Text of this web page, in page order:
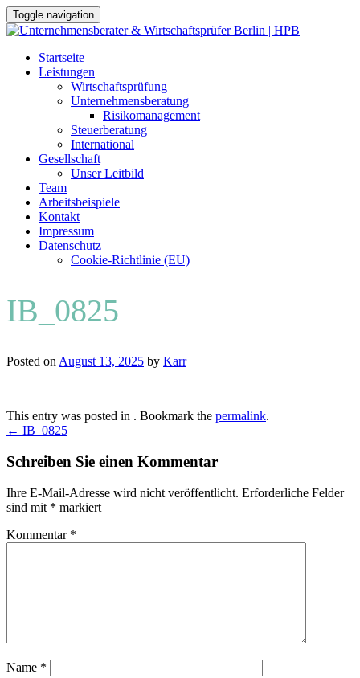
Toggle navigation
Skip
Startseite
Leistungen
Wirtschaftsprüfung
Unternehmensberatung
Risikomanagement
Steuerberatung
International
Gesellschaft
Unser Leitbild
Team
Arbeitsbeispiele
Kontakt
Impressum
Datenschutz
Cookie-Richtlinie (EU)
IB_0825
Posted on August 13, 2025 by Karr
This entry was posted in . Bookmark the permalink.
Post
navigation
← IB_0825
Schreiben Sie einen Kommentar
Ihre E-Mail-Adresse wird nicht veröffentlicht. Erforderliche Felder
sind mit * markiert
Kommentar *
Name *